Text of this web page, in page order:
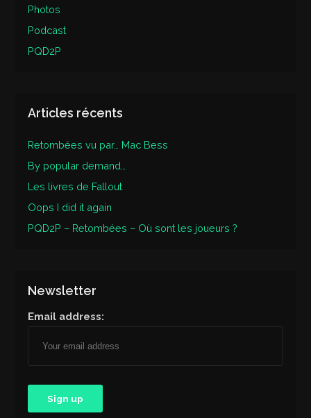
Photos
Podcast
PQD2P
Articles récents
Retombées vu par… Mac Bess
By popular demand…
Les livres de Fallout
Oops I did it again
PQD2P – Retombées – Où sont les joueurs ?
Newsletter
Email address: